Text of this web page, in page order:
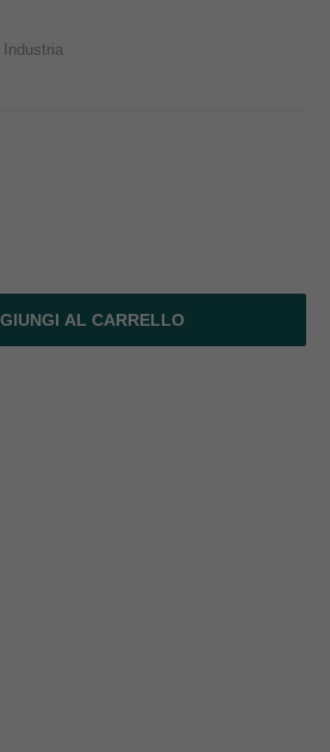
Industria
AL CARRELLO